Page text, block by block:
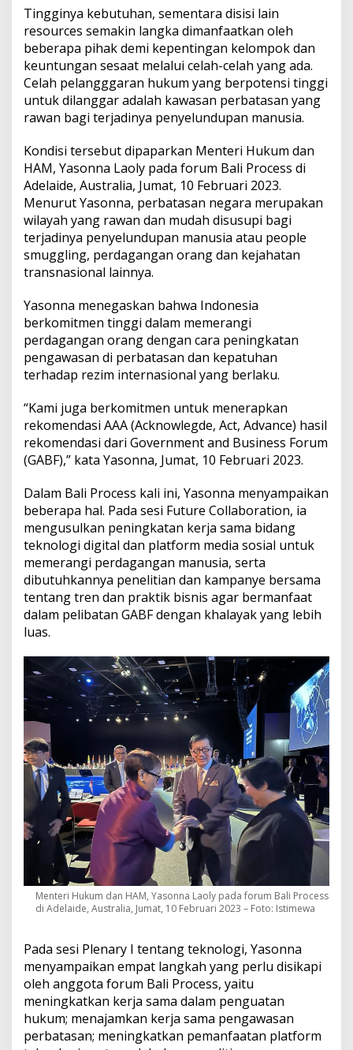
a
d
e
n
g
a
M
e
i
n
g
k
a
t
k
a
n
P
n
g
a
w
a
s
n
d
i
P
e
b
a
t
a
s
a
n
Tingginya kebutuhan, sementara disisi lain
resources semakin langka dimanfaatkan oleh
beberapa pihak demi kepentingan kelompok dan
keuntungan sesaat melalui celah-celah yang ada.
Celah pelangggaran hukum yang berpotensi tinggi
untuk dilanggar adalah kawasan perbatasan yang
rawan bagi terjadinya penyelundupan manusia.
Kondisi tersebut dipaparkan Menteri Hukum dan
HAM, Yasonna Laoly pada forum Bali Process di
Adelaide, Australia, Jumat, 10 Februari 2023.
Menurut Yasonna, perbatasan negara merupakan
wilayah yang rawan dan mudah disusupi bagi
terjadinya penyelundupan manusia atau people
smuggling, perdagangan orang dan kejahatan
transnasional lainnya.
Yasonna menegaskan bahwa Indonesia
berkomitmen tinggi dalam memerangi
perdagangan orang dengan cara peningkatan
pengawasan di perbatasan dan kepatuhan
terhadap rezim internasional yang berlaku.
“Kami juga berkomitmen untuk menerapkan
rekomendasi AAA (Acknowlegde, Act, Advance) hasil
rekomendasi dari Government and Business Forum
(GABF),” kata Yasonna, Jumat, 10 Februari 2023.
Dalam Bali Process kali ini, Yasonna menyampaikan
beberapa hal. Pada sesi Future Collaboration, ia
mengusulkan peningkatan kerja sama bidang
teknologi digital dan platform media sosial untuk
memerangi perdagangan manusia, serta
dibutuhkannya penelitian dan kampanye bersama
tentang tren dan praktik bisnis agar bermanfaat
dalam pelibatan GABF dengan khalayak yang lebih
luas.
Menteri Hukum dan HAM, Yasonna Laoly pada forum Bali Process
di Adelaide, Australia, Jumat, 10 Februari 2023 – Foto: Istimewa
Pada sesi Plenary I tentang teknologi, Yasonna
menyampaikan empat langkah yang perlu disikapi
oleh anggota forum Bali Process, yaitu
meningkatkan kerja sama dalam penguatan
hukum; menajamkan kerja sama pengawasan
perbatasan; meningkatkan pemanfaatan platform